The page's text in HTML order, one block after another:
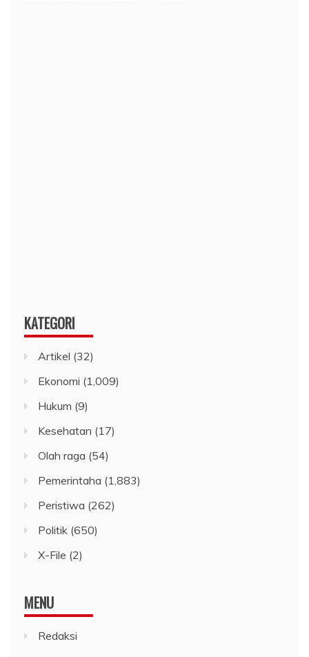
KATEGORI
Artikel (32)
Ekonomi (1,009)
Hukum (9)
Kesehatan (17)
Olah raga (54)
Pemerintaha (1,883)
Peristiwa (262)
Politik (650)
X-File (2)
MENU
Redaksi